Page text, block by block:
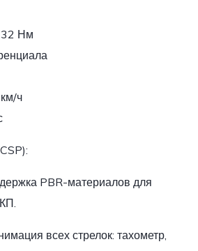
Нм
ч
PBR-материалов для
всех стрелок: тахометр,